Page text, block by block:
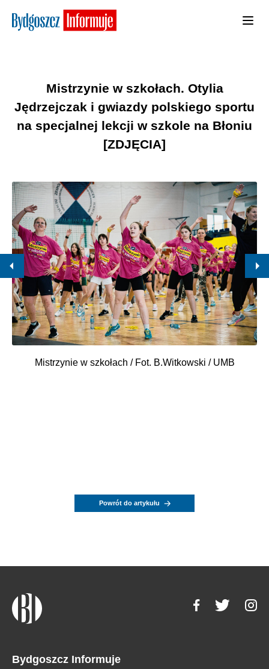
Mistrzynie w szkołach. Otylia
Jędrzejczak i gwiazdy polskiego sportu
na specjalnej lekcji w szkole na Błoniu
[ZDJĘCIA]
Mistrzynie w szkołach / Fot. B.Witkowski / UMB
Powrót do artykułu
Bydgoszcz Informuje